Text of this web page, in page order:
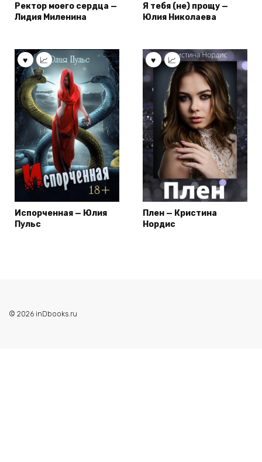
Ректор моего сердца —
Лидия Миленина
Я тебя (не) прощу —
Юлия Николаева
Испорченная — Юлия
Пульс
Плен — Кристина
Нордис
© 2026 inDbooks.ru